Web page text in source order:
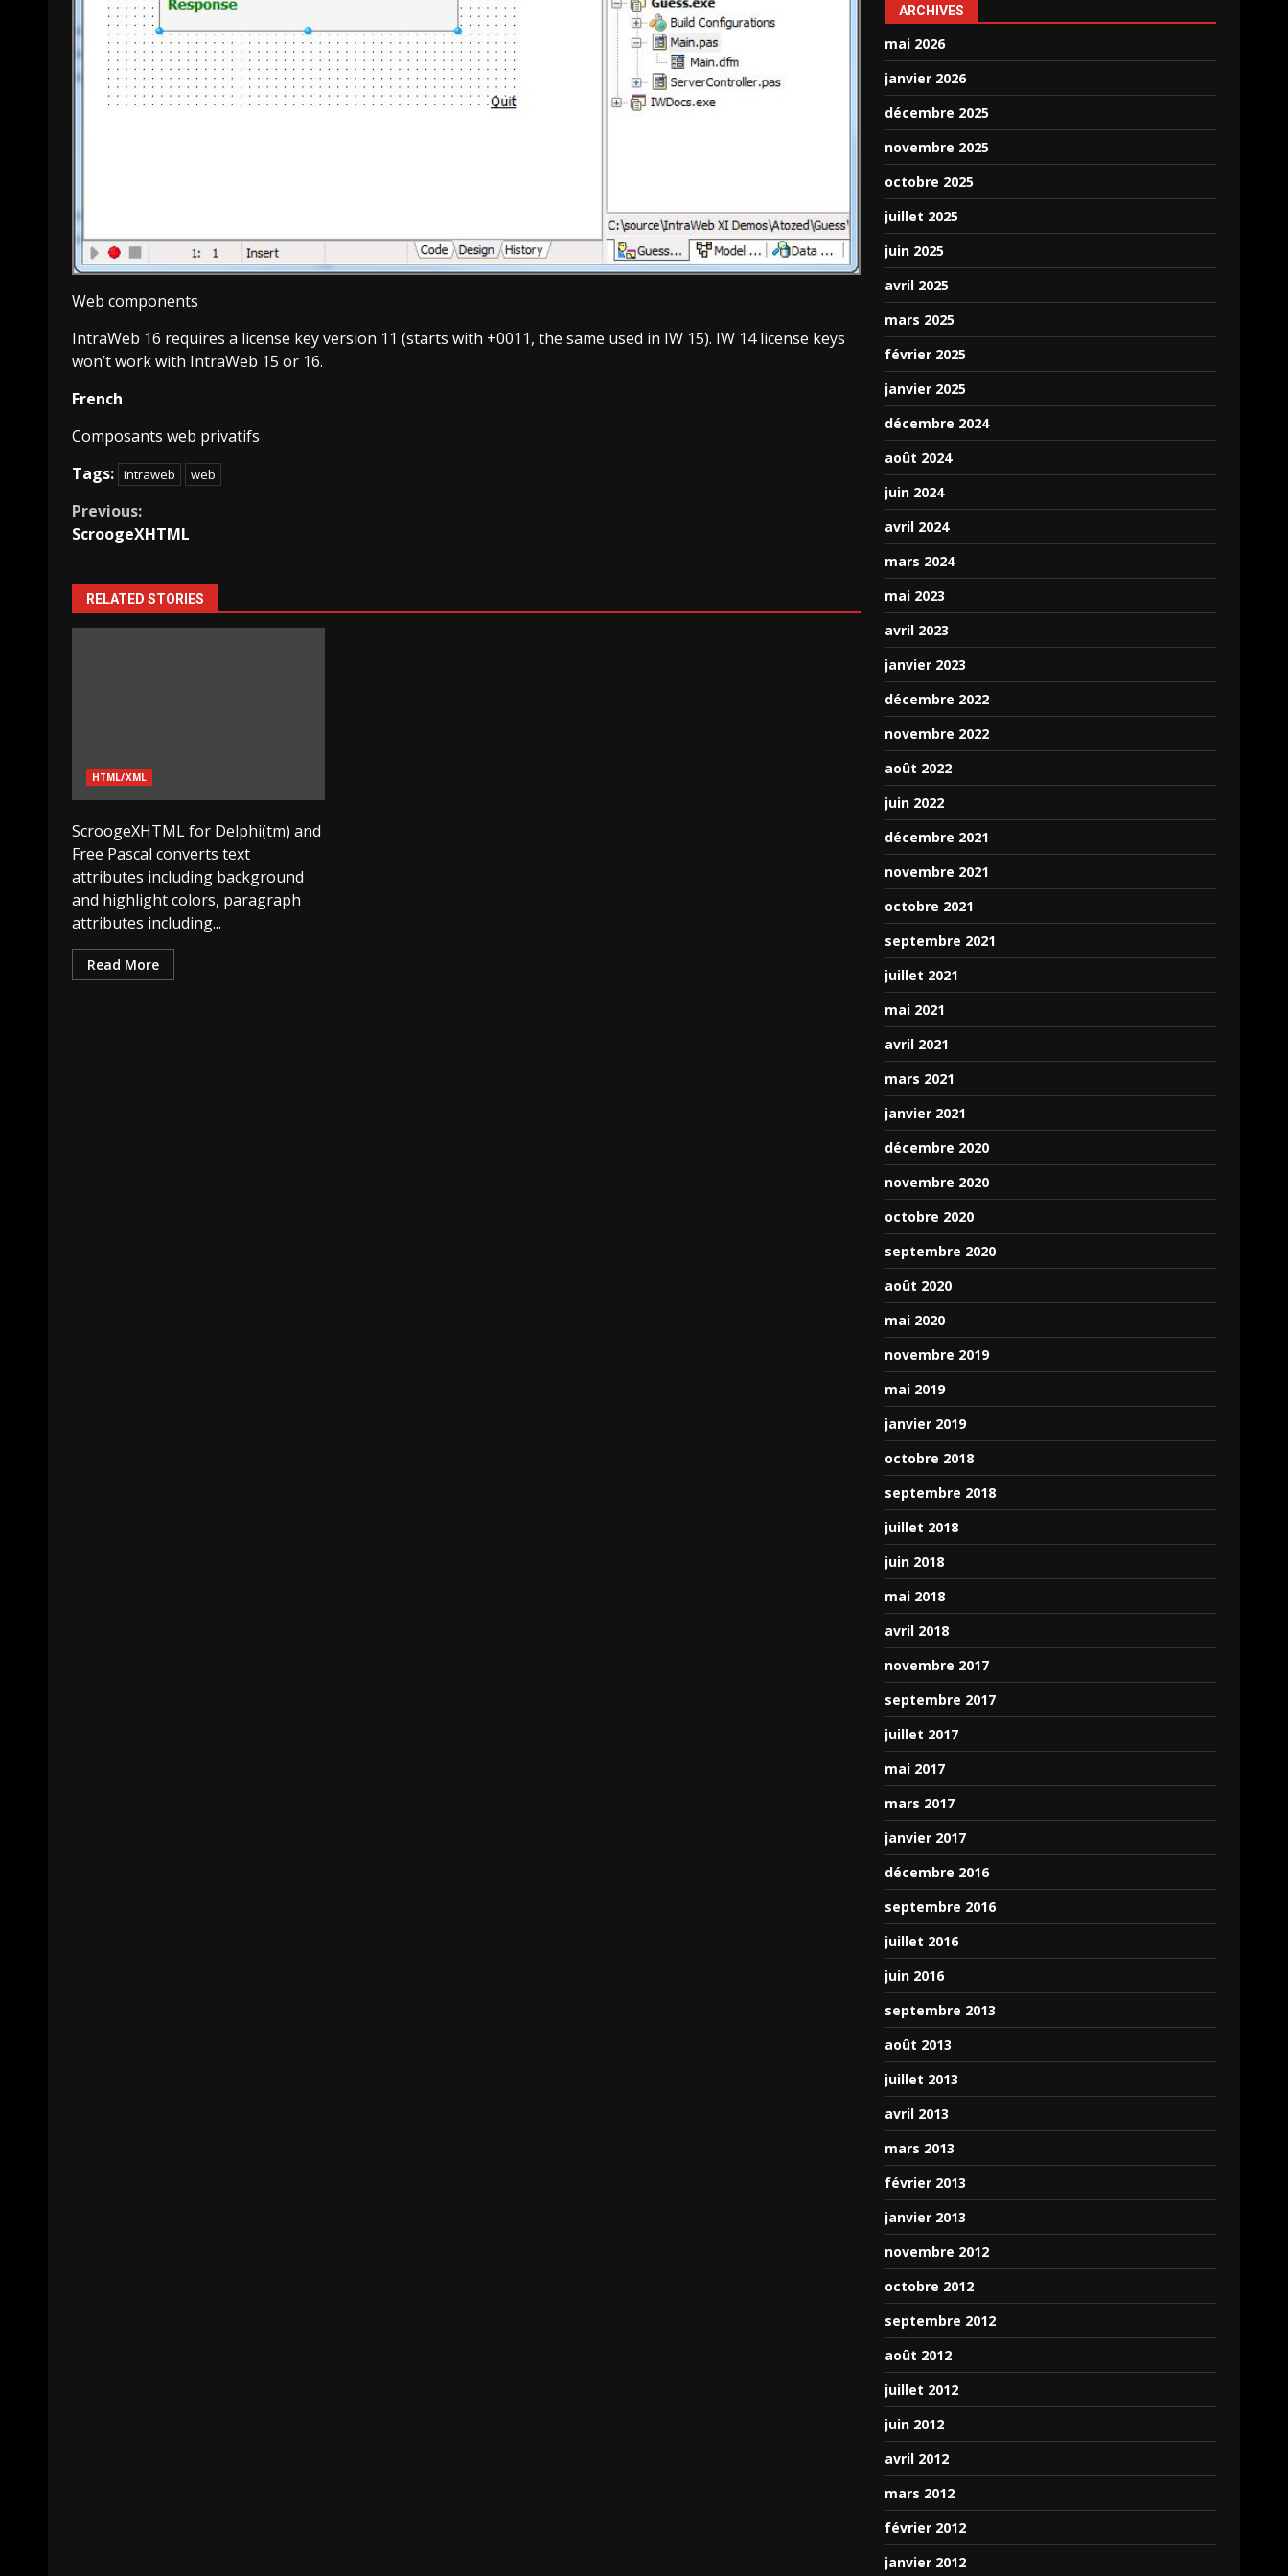
Web components
IntraWeb 16 requires a license key version 11 (starts with +0011, the same used in IW 15). IW 14 license keys
won’t work with IntraWeb 15 or 16.
French
Composants web privatifs
Tags: intraweb web
Continue
Reading
Previous:
ScroogeXHTML
RELATED STORIES
HTML/XML
ScroogeXHTML for Delphi(tm) and
Free Pascal converts text
attributes including background
and highlight colors, paragraph
attributes including...
Read More
ARCHIVES
mai 2026
janvier 2026
décembre 2025
novembre 2025
octobre 2025
juillet 2025
juin 2025
avril 2025
mars 2025
février 2025
janvier 2025
décembre 2024
août 2024
juin 2024
avril 2024
mars 2024
mai 2023
avril 2023
janvier 2023
décembre 2022
novembre 2022
août 2022
juin 2022
décembre 2021
novembre 2021
octobre 2021
septembre 2021
juillet 2021
mai 2021
avril 2021
mars 2021
janvier 2021
décembre 2020
novembre 2020
octobre 2020
septembre 2020
août 2020
mai 2020
novembre 2019
mai 2019
janvier 2019
octobre 2018
septembre 2018
juillet 2018
juin 2018
mai 2018
avril 2018
novembre 2017
septembre 2017
juillet 2017
mai 2017
mars 2017
janvier 2017
décembre 2016
septembre 2016
juillet 2016
juin 2016
septembre 2013
août 2013
juillet 2013
avril 2013
mars 2013
février 2013
janvier 2013
novembre 2012
octobre 2012
septembre 2012
août 2012
juillet 2012
juin 2012
avril 2012
mars 2012
février 2012
janvier 2012